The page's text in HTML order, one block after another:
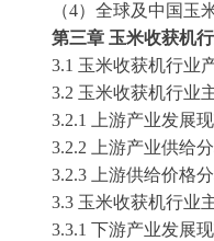
（4）全球及中国玉
第三章 玉米收获机
3.1 玉米收获机行业
3.2 玉米收获机行业
3.2.1 上游产业发展
3.2.2 上游产业供给
3.2.3 上游供给价格
3.3 玉米收获机行业
3.3.1 下游产业发展